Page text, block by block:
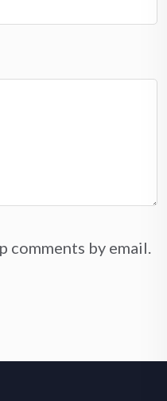
by email.